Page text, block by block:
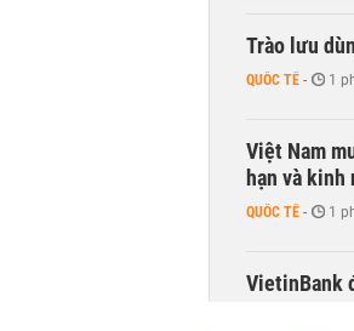
Trào lưu
QUỐC TẾ - 1
Việt Nam
hạn và
QUỐC TẾ - 1
VietinBank